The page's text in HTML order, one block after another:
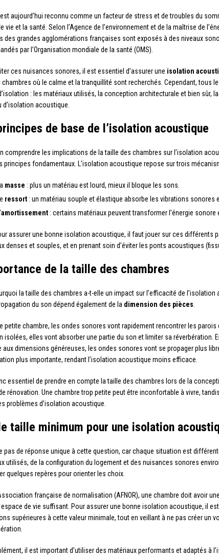
est aujourd’hui reconnu comme un facteur de stress et de troubles du
vie et la santé. Selon l’Agence de l’environnement et de la maîtrise de
des grandes agglomérations françaises sont exposés à des niveaux
par l’Organisation mondiale de la santé (OMS).
ces nuisances sonores, il est essentiel d’assurer une isolation
chambres où le calme et la tranquillité sont recherchés. Cependant, tous
: les matériaux utilisés, la conception architecturale et bien sûr,
d’isolation acoustique.
de base de l’isolation acoustique
comprendre les implications de la taille des chambres sur l’isolation
principes fondamentaux. L’isolation acoustique repose sur trois
masse : plus un matériau est lourd, mieux il bloque les sons.
ressort : un matériau souple et élastique absorbe les vibrations sonores
amortissement : certains matériaux peuvent transformer l’énergie sonore
assurer une bonne isolation acoustique, il faut jouer sur ces différents
denses et souples, et en prenant soin d’éviter les ponts acoustiques
de la taille des chambres
la taille des chambres a-t-elle un impact sur l’efficacité de
du son dépend également de la dimension des pièces
petite chambre, les ondes sonores vont rapidement rencontrer les
isolées, elles vont absorber une partie du son et limiter sa réverbération.
aux dimensions généreuses, les ondes sonores vont se propager plus
plus importante, rendant l’isolation acoustique moins efficace.
essentiel de prendre en compte la taille des chambres lors de la
rénovation. Une chambre trop petite peut être inconfortable à vivre,
problèmes d’isolation acoustique.
taille minimum pour une isolation
pas de réponse unique à cette question, car chaque situation est
utilisés, de la configuration du logement et des nuisances sonores
quelques repères pour orienter les choix.
française de normalisation (AFNOR), une chambre doit avoir
de vie suffisant. Pour assurer une bonne isolation acoustique, il
supérieures à cette valeur minimale, tout en veillant à ne pas créer un
il est important d’utiliser des matériaux performants et adaptés à